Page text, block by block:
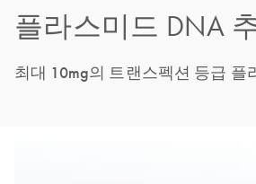
플라스미드 DNA
최대 10mg의 트랜스펙션 등급